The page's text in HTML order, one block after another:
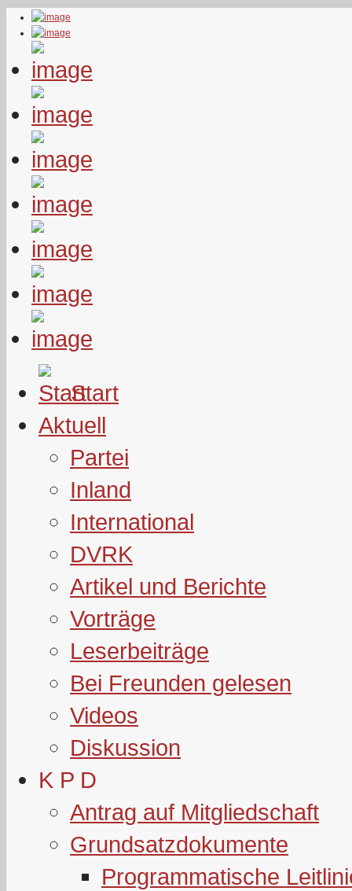
Start
Aktuell
Partei
Inland
International
DVRK
Artikel und Berichte
Vorträge
Leserbeiträge
Bei Freunden gelesen
Videos
Diskussion
K P D
Antrag auf Mitgliedschaft
Grundsatzdokumente
Programmatische